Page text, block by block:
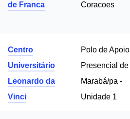
de Franca
Coracoes
Centro
Universitário
Leonardo da
Vinci
Polo de Apoio
Presencial de
Marabá/pa -
Unidade 1